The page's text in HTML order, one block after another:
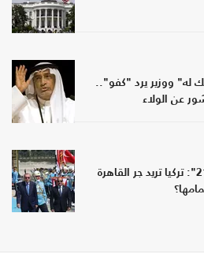
له" ووزير يرد "كفو"..
عن الولاء
خبير مصري لـ"عربي21": تركيا تريد جر القاهرة